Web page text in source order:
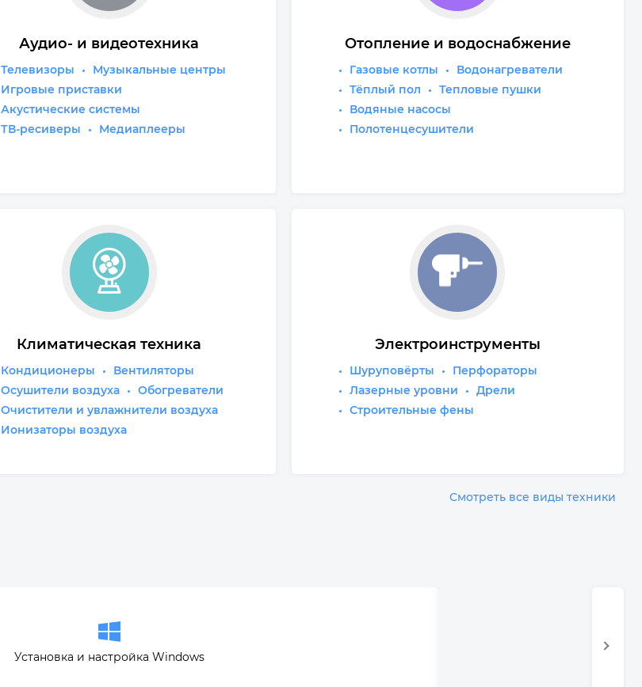
Аудио- и видеотехника
Телевизоры
Музыкальные центры
Игровые приставки
Акустические системы
ТВ-ресиверы
Медиаплееры
Отопление и водоснабжение
Газовые котлы
Водонагреватели
Тёплый пол
Тепловые пушки
Водяные насосы
Полотенцесушители
Климатическая техника
Кондиционеры
Вентиляторы
Осушители воздуха
Обогреватели
Очистители и увлажнители воздуха
Ионизаторы воздуха
Электроинструменты
Шуруповёрты
Перфораторы
Лазерные уровни
Дрели
Строительные фены
Смотреть все виды техники
Установка и настройка Windows